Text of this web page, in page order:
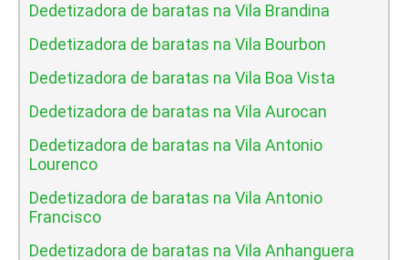
Dedetizadora de baratas na Vila Brandina
Dedetizadora de baratas na Vila Bourbon
Dedetizadora de baratas na Vila Boa Vista
Dedetizadora de baratas na Vila Aurocan
Dedetizadora de baratas na Vila Antonio
Lourenco
Dedetizadora de baratas na Vila Antonio
Francisco
Dedetizadora de baratas na Vila Anhanguera